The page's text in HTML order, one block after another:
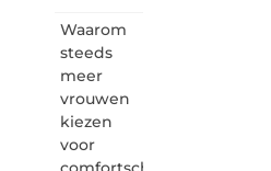
Waarom
steeds
meer
vrouwen
kiezen
voor